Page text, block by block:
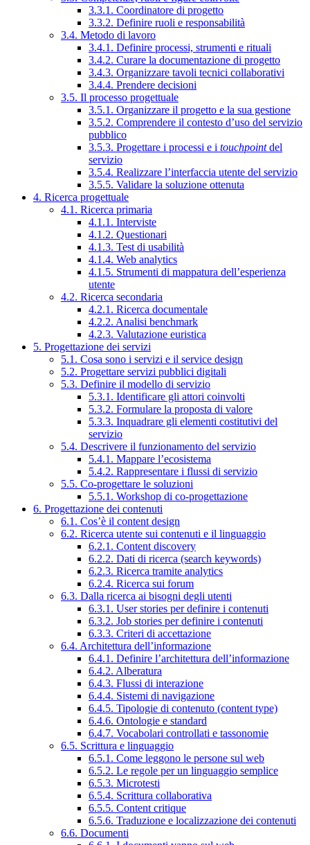
3.3.1. Coordinatore di progetto
3.3.2. Definire ruoli e responsabilità
3.4. Metodo di lavoro
3.4.1. Definire processi, strumenti e rituali
3.4.2. Curare la documentazione di progetto
3.4.3. Organizzare tavoli tecnici collaborativi
3.4.4. Prendere decisioni
3.5. Il processo progettuale
3.5.1. Organizzare il progetto e la sua gestione
3.5.2. Comprendere il contesto d’uso del servizio
pubblico
3.5.3. Progettare i processi e i touchpointdel
servizio
3.5.4. Realizzare l’interfaccia utente del servizio
3.5.5. Validare la soluzione ottenuta
4. Ricerca progettuale
4.1. Ricerca primaria
4.1.1. Interviste
4.1.2. Questionari
4.1.3. Test di usabilità
4.1.4. Web analytics
4.1.5. Strumenti di mappatura dell’esperienza
utente
4.2. Ricerca secondaria
4.2.1. Ricerca documentale
4.2.2. Analisi benchmark
4.2.3. Valutazione euristica
5. Progettazione dei servizi
5.1. Cosa sono i servizi e il service design
5.2. Progettare servizi pubblici digitali
5.3. Definire il modello di servizio
5.3.1. Identificare gli attori coinvolti
5.3.2. Formulare la proposta di valore
5.3.3. Inquadrare gli elementi costitutivi del
servizio
5.4. Descrivere il funzionamento del servizio
5.4.1. Mappare l’ecosistema
5.4.2. Rappresentare i flussi di servizio
5.5. Co-progettare le soluzioni
5.5.1. Workshop di co-progettazione
6. Progettazione dei contenuti
6.1. Cos’è il content design
6.2. Ricerca utente sui contenuti e il linguaggio
6.2.1. Content discovery
6.2.2. Dati di ricerca (search keywords)
6.2.3. Ricerca tramite analytics
6.2.4. Ricerca sui forum
6.3. Dalla ricerca ai bisogni degli utenti
6.3.1. User stories per definire i contenuti
6.3.2. Job stories per definire i contenuti
6.3.3. Criteri di accettazione
6.4. Architettura dell’informazione
6.4.1. Definire l’architettura dell’informazione
6.4.2. Alberatura
6.4.3. Flussi di interazione
6.4.4. Sistemi di navigazione
6.4.5. Tipologie di contenuto (content type)
6.4.6. Ontologie e standard
6.4.7. Vocabolari controllati e tassonomie
6.5. Scrittura e linguaggio
6.5.1. Come leggono le persone sul web
6.5.2. Le regole per un linguaggio semplice
6.5.3. Microtesti
6.5.4. Scrittura collaborativa
6.5.5. Content critique
6.5.6. Traduzione e localizzazione dei contenuti
6.6. Documenti